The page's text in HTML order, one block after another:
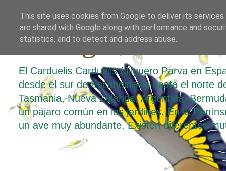
El Jilguero
El Carduelis Carduelis (Jilguero Parva en
desde el sur de Escandinavia hasta el norte
Tasmania, Nueva Zelanda, Argentina,
un pájaro común en los jardines. En la
un ave muy abundante. Existen diferentes
This site uses cookies from Google to deliver its
are shared with Google along with performance and
statistics, and to detect and address abuse.